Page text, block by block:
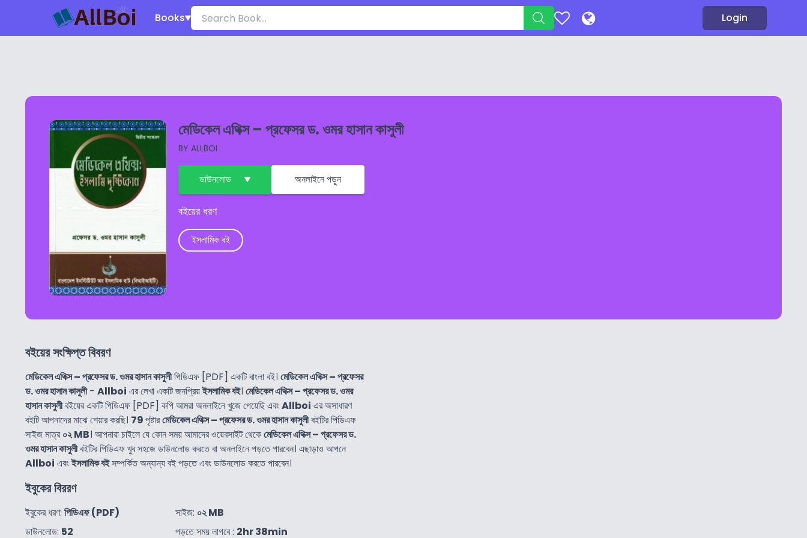
Books Login
মেডিকেল এথিক্স – প্রফেসর ড. ওমর হাসান কাসুলী
BY ALLBOI
ডাউনলোড অনলাইনে পড়ুন
বইয়ের ধরণ
ইসলামিক বই
বইয়ের সংক্ষিপ্ত বিবরণ
মেডিকেল এথিক্স – প্রফেসর ড. ওমর হাসান কাসুলীপিডিএফ [PDF] একটি বাংলা বই। মেডিকেল এথিক্স – প্রফেসর
ড. ওমর হাসান কাসুলী- Allboi এর লেখা একটি জনপ্রিয়ইসলামিক বই। মেডিকেল এথিক্স – প্রফেসর ড. ওমর
হাসান কাসুলীবইয়ের একটি পিডিএফ [PDF] কপি আমরা অনলাইনে খুজে পেয়েছি এবংAllboi এর অসাধারণ
বইটি আপনাদের মাঝে শেয়ার করছি। 79পৃষ্টারমেডিকেল এথিক্স – প্রফেসর ড. ওমর হাসান কাসুলীবইটির পিডিএফ
সাইজ মাত্র০২ MB। আপনারা চাইলে যে কোন সময় আমাদের ওয়েবসাইট থেকেমেডিকেল এথিক্স – প্রফেসর ড.
ওমর হাসান কাসুলীবইটির পিডিএফ খুব সহজে ডাউনলোড করতে বা অনলাইনে পড়তে পারবেন। এছাড়াও আপনে
Allboi এবংইসলামিক বইসম্পর্কিত অন্যান্য বই পড়তে এবং ডাউনলোড করতে পারবেন।
ইবুকের বিররণ
ইবুকের ধরণ: পিডিএফ (PDF)
ডাউনলোড: 52
সাইজ: ০২ MB
পড়তে সময় লাগবে : 2hr 38min